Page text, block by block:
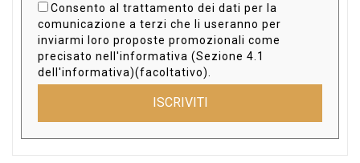
Consento al trattamento dei dati per la
comunicazione a terzi che li useranno per
inviarmi loro proposte promozionali come
precisato nell'informativa (Sezione 4.1
dell'informativa)(facoltativo).
ISCRIVITI